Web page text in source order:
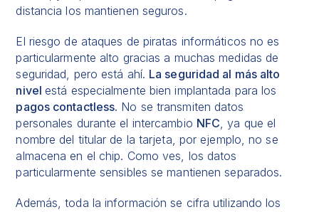
distancia los mantienen seguros.
El riesgo de ataques de piratas informáticos no es
particularmente alto gracias a muchas medidas de
seguridad, pero está ahí. La seguridad al más alto
nivelestá especialmente bien implantada para los
pagos contactless. No se transmiten datos
personales durante el intercambio NFC, ya que el
nombre del titular de la tarjeta, por ejemplo, no se
almacena en el chip. Como ves, los datos
particularmente sensibles se mantienen separados.
Además, toda la información se cifra utilizando los